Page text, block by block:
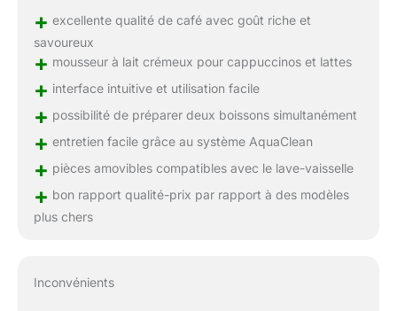
+ excellente qualité de café avec goût riche et
savoureux
+ mousseur à lait crémeux pour cappuccinos et lattes
+ interface intuitive et utilisation facile
+ possibilité de préparer deux boissons simultanément
+ entretien facile grâce au système AquaClean
+ pièces amovibles compatibles avec le lave-vaisselle
+ bon rapport qualité-prix par rapport à des modèles
plus chers
Inconvénients